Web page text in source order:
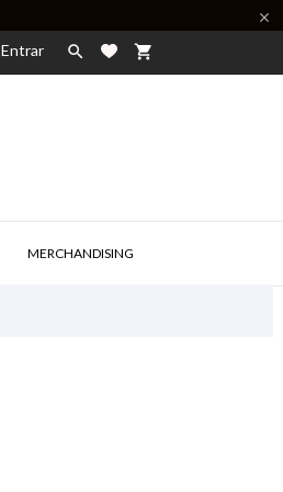

Entrar  shopping_cart
MERCHANDISING